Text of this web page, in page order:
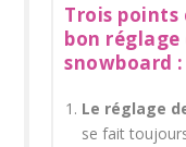
Trois points
bon
snowboard :
Le réglage
se fait